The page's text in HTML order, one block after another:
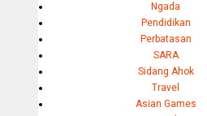
Ngada
Pendidikan
Perbatasan
SARA
Sidang Ahok
Travel
Asian Games